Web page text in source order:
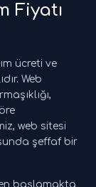
Fiyatı
ücreti ve
Web
web sitesi
şeffaf bir
başlamakta